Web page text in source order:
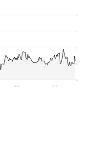
1.663
1.967
2.270
2.574
2.877
2025 2026